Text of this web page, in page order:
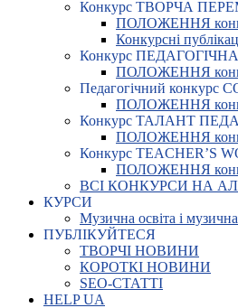
Конкурс ТВОРЧА
ПОЛОЖЕННЯ
Конкурсні
Конкурс
ПОЛОЖЕННЯ
Педагогічний
ПОЛОЖЕННЯ
Конкурс ТАЛАНТ
ПОЛОЖЕННЯ
Конкурс TEACHER’S
ПОЛОЖЕННЯ
ВСІ КОНКУРСИ НА
КУРСИ
Музична освіта і
ПУБЛІКУЙТЕСЯ
ТВОРЧІ НОВИНИ
КОРОТКІ НОВИНИ
SEO-СТАТТІ
HELP UA